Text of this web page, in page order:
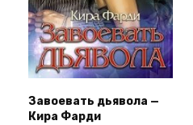
Завоевать дьявола —
Кира Фарди